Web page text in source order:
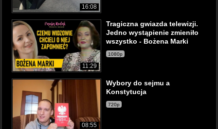
16:08
11:29
Tragiczna gwiazda telewizji.
Jedno wystąpienie zmieniło
wszystko - Bożena Marki
1080p
08:55
Wybory do sejmu a
Konstytucja
720p